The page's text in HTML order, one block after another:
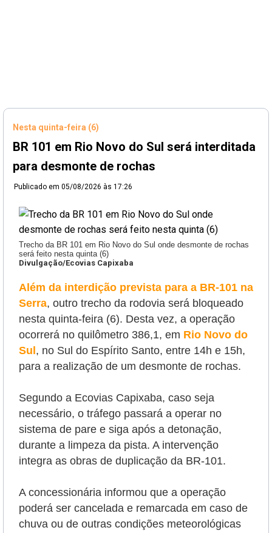
Nesta quinta-feira (6)
BR 101 em Rio Novo do Sul será interditada
para desmonte de rochas
Publicado em 05/08/2026 às 17:26
Trecho da BR 101 em Rio Novo do Sul onde desmonte de rochas
será feito nesta quinta (6)
Divulgação/Ecovias Capixaba
Além da interdição prevista para a BR-101 na
Serra, outro trecho da rodovia será bloqueado
nesta quinta-feira (6). Desta vez, a operação
ocorrerá no quilômetro 386,1, em Rio Novo do
Sul , no Sul do Espírito Santo, entre 14h e 15h,
para a realização de um desmonte de rochas.
Segundo a Ecovias Capixaba, caso seja
necessário, o tráfego passará a operar no
sistema de pare e siga após a detonação,
durante a limpeza da pista. A intervenção
integra as obras de duplicação da BR-101.
A concessionária informou que a operação
poderá ser cancelada e remarcada em caso de
chuva ou de outras condições meteorológicas